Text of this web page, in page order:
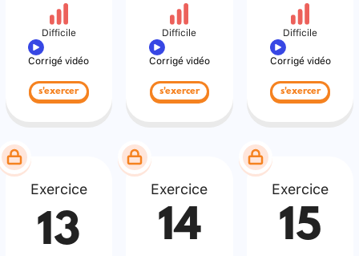
Difficile
Corrigé vidéo
s'exercer
Difficile
Corrigé vidéo
s'exercer
Difficile
Corrigé vidéo
s'exercer
Exercice
13
Exercice
14
Exercice
15